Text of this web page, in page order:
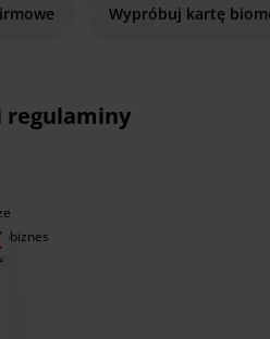
Wypróbuj kartę
regulaminy